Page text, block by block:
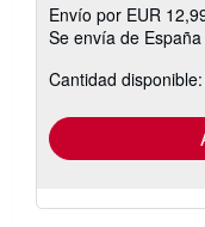
Envío por EUR
Se envía de
Cantidad